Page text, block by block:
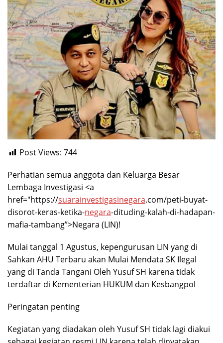
Post Views: 744
Perhatian semua anggota dan Keluarga Besar
Lembaga Investigasi <a
href="https://suarainvestigasinegara.com/peti-buyat-
disorot-keras-ketika-negara-dituding-kalah-di-hadapan-
mafia-tambang”>Negara (LIN)!
Mulai tanggal 1 Agustus, kepengurusan LIN yang di
Sahkan AHU Terbaru akan Mulai Mendata SK Ilegal
yang di Tanda Tangani Oleh Yusuf SH karena tidak
terdaftar di Kementerian HUKUM dan Kesbangpol
Peringatan penting
Kegiatan yang diadakan oleh Yusuf SH tidak lagi diakui